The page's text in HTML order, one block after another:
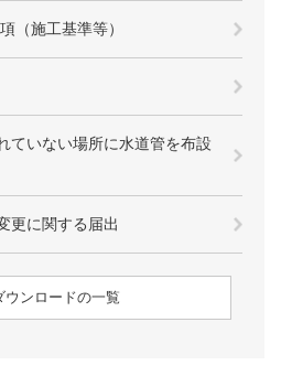
（施工基準等）
ていない場所に水道管を布設
更に関する届出
ウンロードの一覧